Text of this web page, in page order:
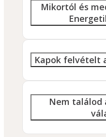
Mikortól és
Kapok felvételt
Nem találod